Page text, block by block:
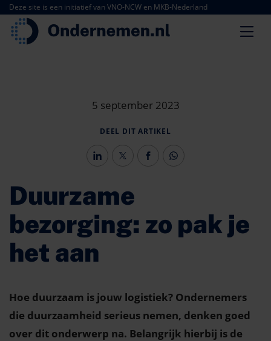
Deze site is een initiatief van VNO-NCW en MKB-Nederland
5 september 2023
DEEL DIT ARTIKEL
Duurzame
bezorging: zo pak je
het aan
Hoe duurzaam is jouw logistiek? Ondernemers
die duurzaamheid serieus nemen, denken goed
over dit onderwerp na. Belangrijk hierbij is de